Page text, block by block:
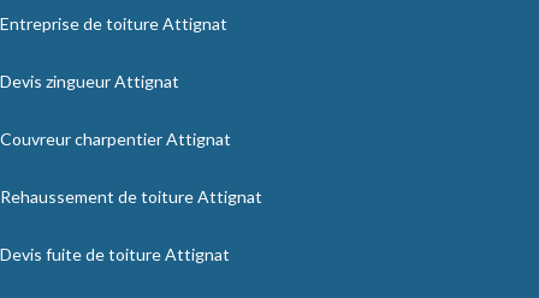
Entreprise de toiture Attignat
Devis zingueur Attignat
Couvreur charpentier Attignat
Rehaussement de toiture Attignat
Devis fuite de toiture Attignat